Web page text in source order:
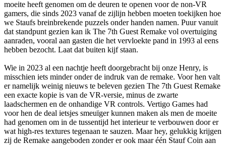
moeite heeft genomen om de deuren te openen voor de non-VR
gamers, die sinds 2023 vanaf de zijlijn hebben moeten toekijken hoe
we Staufs breinbrekende puzzels onder handen namen. Puur vanuit
dat standpunt gezien kan ik The 7th Guest Remake vol overtuiging
aanraden, vooral aan gasten die het vervloekte pand in 1993 al eens
hebben bezocht. Laat dat buiten kijf staan.
Wie in 2023 al een nachtje heeft doorgebracht bij onze Henry, is
misschien iets minder onder de indruk van de remake. Voor hen valt
er namelijk weinig nieuws te beleven gezien The 7th Guest Remake
een exacte kopie is van de VR-versie, minus de zwarte
laadschermen en de onhandige VR controls. Vertigo Games had
voor hen de deal ietsjes smeuïger kunnen maken als men de moeite
had genomen om in de tussentijd het interieur te verbouwen door er
wat high-res textures tegenaan te sauzen. Maar hey, gelukkig krijgen
zij de Remake aangeboden zonder er ook maar één Stauf Coin aan